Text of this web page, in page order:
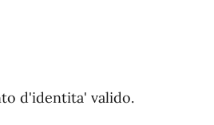
d'identita' valido.